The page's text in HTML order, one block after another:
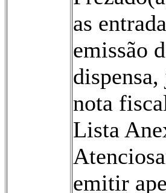
as
emissão
nota
Lista
emitir